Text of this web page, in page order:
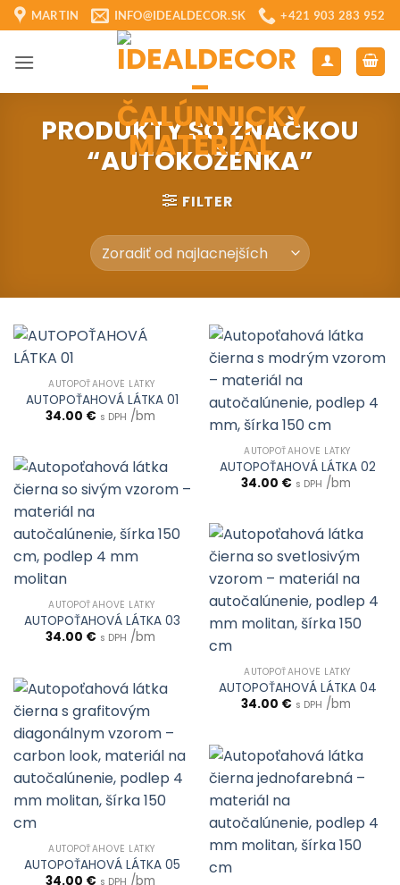
Skip
to
content
MARTIN INFO@IDEALDECOR.SK +421 903 283 952
PRODUKTY SO ZNAČKOU
“AUTOKOŽENKA”
FILTER
AUTOPOŤAHOVÉ LÁTKY
AUTOPOŤAHOVÁ LÁTKA 01
34.00 € s DPH /bm
AUTOPOŤAHOVÉ LÁTKY
AUTOPOŤAHOVÁ LÁTKA 02
34.00 € s DPH /bm
AUTOPOŤAHOVÉ LÁTKY
AUTOPOŤAHOVÁ LÁTKA 03
34.00 € s DPH /bm
AUTOPOŤAHOVÉ LÁTKY
AUTOPOŤAHOVÁ LÁTKA 04
34.00 € s DPH /bm
AUTOPOŤAHOVÉ LÁTKY
AUTOPOŤAHOVÁ LÁTKA 05
34.00 € s DPH /bm